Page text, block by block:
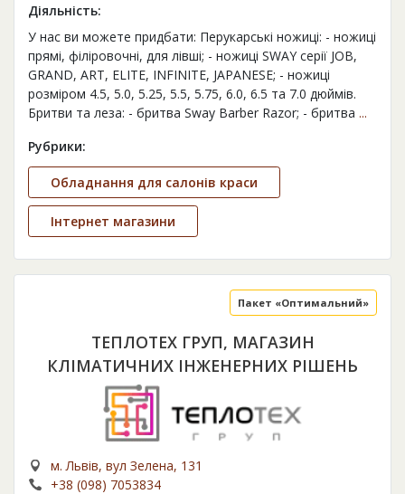
Діяльність:
У нас ви можете придбати: Перукарські ножиці: - ножиці
прямі, філіровочні, для лівші; - ножиці SWAY серії JOB,
GRAND, ART, ELITE, INFINITE, JAPANESE; - ножиці
розміром 4.5, 5.0, 5.25, 5.5, 5.75, 6.0, 6.5 та 7.0 дюймів.
Бритви та леза: - бритва Sway Barber Razor; - бритва ...
Рубрики:
Обладнання для салонів краси
Інтернет магазини
ТЕПЛОТЕХ ГРУП, МАГАЗИН
КЛІМАТИЧНИХ ІНЖЕНЕРНИХ РІШЕНЬ
Пакет «Оптимальний»
м. Львів, вул Зелена, 131
+38 (098) 7053834